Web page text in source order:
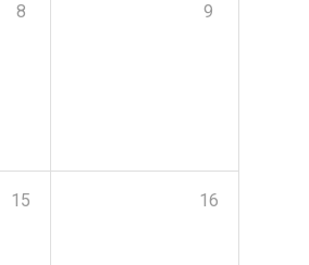
8 9
15 16